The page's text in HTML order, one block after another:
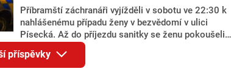
Příbramští záchranáři vyjížděli v sobotu ve 22:30 k
nahlášenému případu ženy v bezvědomí v ulici
Písecká. Až do příjezdu sanitky se ženu pokoušeli
resuscitovat sousedé, přivolaný lékař ale zanedlouho
konstatoval smrt. Na místo přiletěl také záchranný
vrtulník pro další ženu, která je nyní v plzeňské
příspěvky